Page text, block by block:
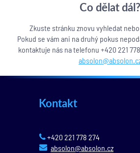
Co dělat dál?
Zkuste stránku znovu vyhledat
Pokud se vám ani na druhý pokus
kontaktuje nás na telefonu +420 221
Kontakt
+420 221 778 274
absolon@absolon.cz